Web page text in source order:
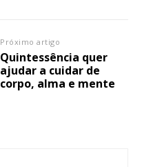
Próximo artigo
Quintessência quer
ajudar a cuidar de
corpo, alma e mente